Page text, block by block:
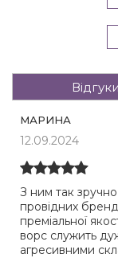
Відгуки
МАРИНА
12.09.2024
З ним так
провідних
преміальної
ворс служить
агресивними